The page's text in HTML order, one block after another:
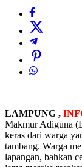
LAMPUNG ,
Makmur Adiguna
keras dari warga
tambang. Warga
lapangan, bahkan